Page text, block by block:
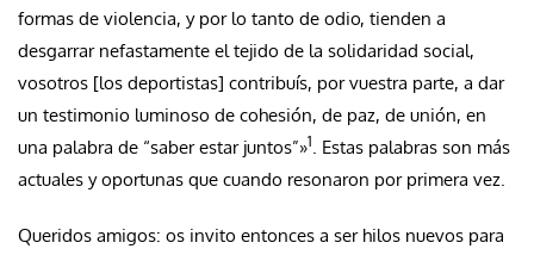
formas de violencia, y por lo tanto de odio, tienden a
desgarrar nefastamente el tejido de la solidaridad social,
vosotros [los deportistas] contribuís, por vuestra parte, a dar
un testimonio luminoso de cohesión, de paz, de unión, en
una palabra de “saber estar juntos”»1. Estas palabras son más
actuales y oportunas que cuando resonaron por primera vez.
Queridos amigos: os invito entonces a ser hilos nuevos para